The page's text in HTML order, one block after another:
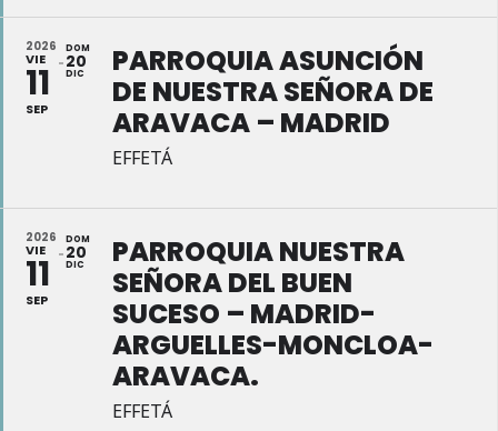
2026
VIE
11
SEP
DOM
20
DIC
PARROQUIA ASUNCIÓN
DE NUESTRA SEÑORA DE
ARAVACA – MADRID
EFFETÁ
2026
VIE
11
SEP
DOM
20
DIC
PARROQUIA NUESTRA
SEÑORA DEL BUEN
SUCESO – MADRID-
ARGUELLES-MONCLOA-
ARAVACA.
EFFETÁ